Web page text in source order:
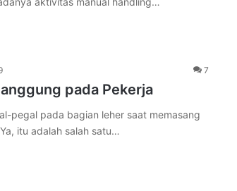
7
pada Pekerja
pegal pada bagian leher saat memasang
itu adalah salah satu…